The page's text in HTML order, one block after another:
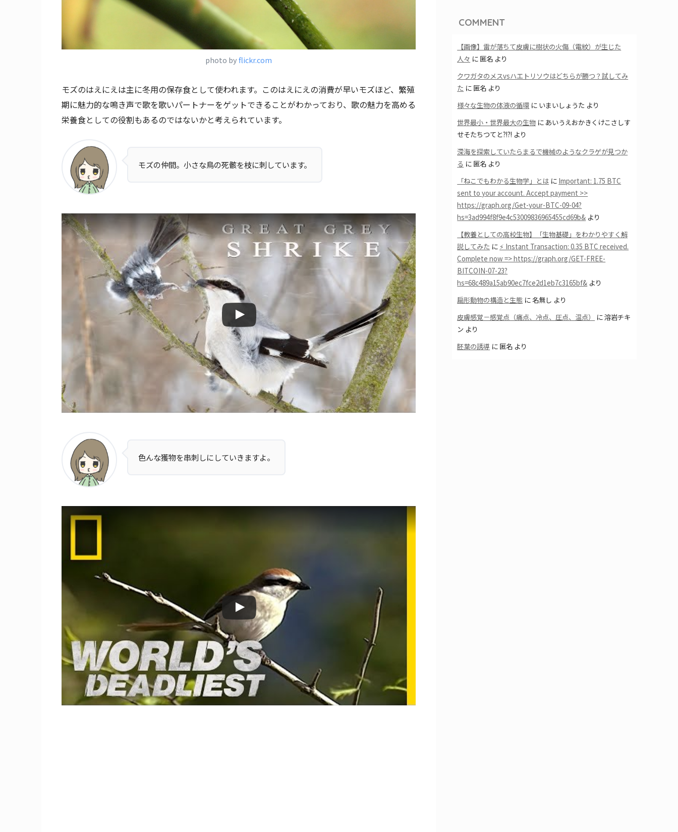
photo byflickr.com
モズのはえにえは主に冬用の保存食として使われます。このはえにえの消費が早いモズほど、繁殖
期に魅力的な鳴き声で歌を歌いパートナーをゲットできることがわかっており、歌の魅力を高める
栄養食としての役割もあるのではないかと考えられています。
モズの仲間。小さな鳥の死骸を枝に刺しています。
色んな獲物を串刺しにしていきますよ。
COMMENT
【画像】雷が落ちて皮膚に樹状の火傷（電紋）が生じた
人々 に 匿名 より
クワガタのメスvsハエトリソウはどちらが勝つ？試してみ
た に 匿名 より
様々な生物の体液の循環 に いまいしょうた より
世界最小・世界最大の生物 に あいうえおかきくけこさしす
せそたちつてと?!?! より
深海を探索していたらまるで機械のようなクラゲが見つか
る に 匿名 より
「ねこでもわかる生物学」とは に Important: 1.75 BTC
sent to your account. Accept payment >>
https://graph.org/Get-your-BTC-09-04?
hs=3ad994f8f9e4c53009836965455cd69b& より
【教養としての高校生物】「生物基礎」をわかりやすく解
説してみた に ⚡ Instant Transaction: 0.35 BTC received.
Complete now => https://graph.org/GET-FREE-
BITCOIN-07-23?
hs=68c489a15ab90ec7fce2d1eb7c3165bf& より
扁形動物の構造と生態 に名無し より
皮膚感覚－感覚点（痛点、冷点、圧点、温点）
に溶岩チキ
ン より
胚葉の誘導 に 匿名 より